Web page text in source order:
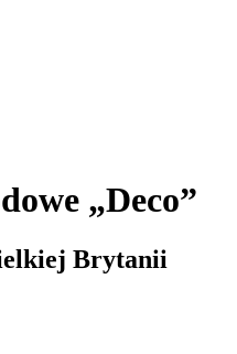
„Deco”
Brytanii